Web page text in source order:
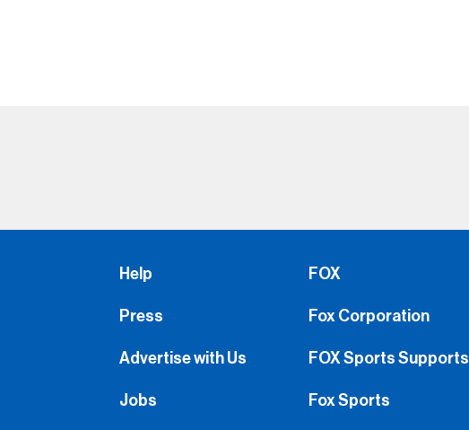
Help
Press
Advertise with Us
Jobs
FOX
Fox Corporation
FOX Sports Supports
Fox Sports